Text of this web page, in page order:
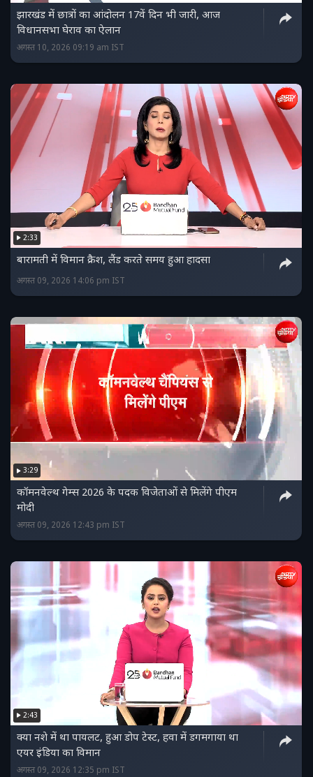
झारखंड में छात्रों का आंदोलन 17वें दिन भी जारी, आज
विधानसभा घेराव का ऐलान
अगस्त 10, 2026 09:19 am IST
2:33
बारामती में विमान क्रैश, लैंड करते समय हुआ हादसा
अगस्त 09, 2026 14:06 pm IST
3:29
कॉमनवेल्थ गेम्स 2026 के पदक विजेताओं से मिलेंगे पीएम
मोदी
अगस्त 09, 2026 12:43 pm IST
2:43
क्‍या नशे में था पायलट, हुआ डोप टेस्‍ट, हवा में डगमगाया था
एयर इंडिया का विमान
अगस्त 09, 2026 12:35 pm IST